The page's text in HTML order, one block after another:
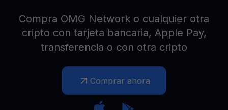
Compra OMG Network o cualquier otra
cripto con tarjeta bancaria, Apple Pay,
transferencia o con otra cripto
Comprar ahora